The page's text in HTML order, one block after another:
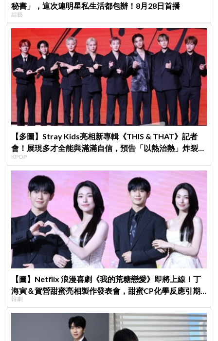
秘書」，這次連明星私生活都包辦！8月28日首播
綜藝
【多圖】Stray Kids亮相新專輯《THIS & THAT》記者
會！展現多才全能與滿滿自信，預告「以熱治熱」炸裂夏
日音樂圈
KPOP
【圖】Netflix 浪漫喜劇《我的荒糖戀愛》即將上線！丁
海寅＆賀營甜蜜亮相製作發表會，甜蜜CP化學反應引期
待
韓劇